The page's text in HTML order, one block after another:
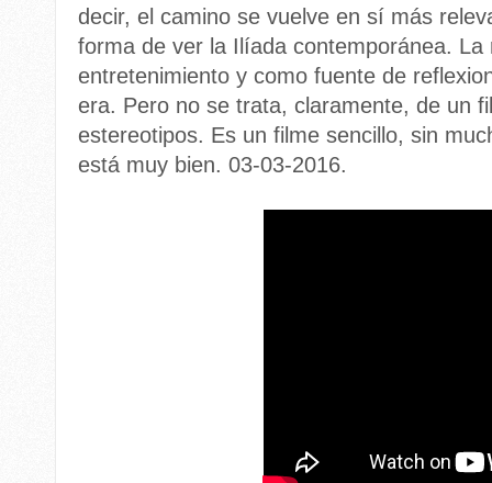
decir, el camino se vuelve en sí más
forma de ver la Ilíada contemporánea. La
entretenimiento y como fuente de
era. Pero no se trata, claramente, de un
estereotipos. Es un filme sencillo, sin
está muy bien. 03-03-2016.